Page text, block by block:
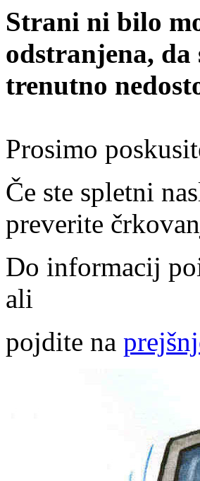
Strani ni bilo
odstranjena, da
trenutno
Prosimo
Če ste spletni
preverite
Do informacij
ali
pojdite na